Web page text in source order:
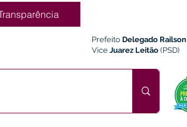
Prefeito Delegado Railson
Vice Juarez Leitão (PSD)